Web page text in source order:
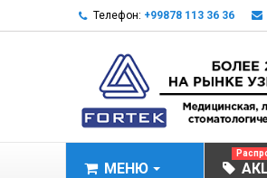
Телефон: +99878 113 36 36
МЕНЮ